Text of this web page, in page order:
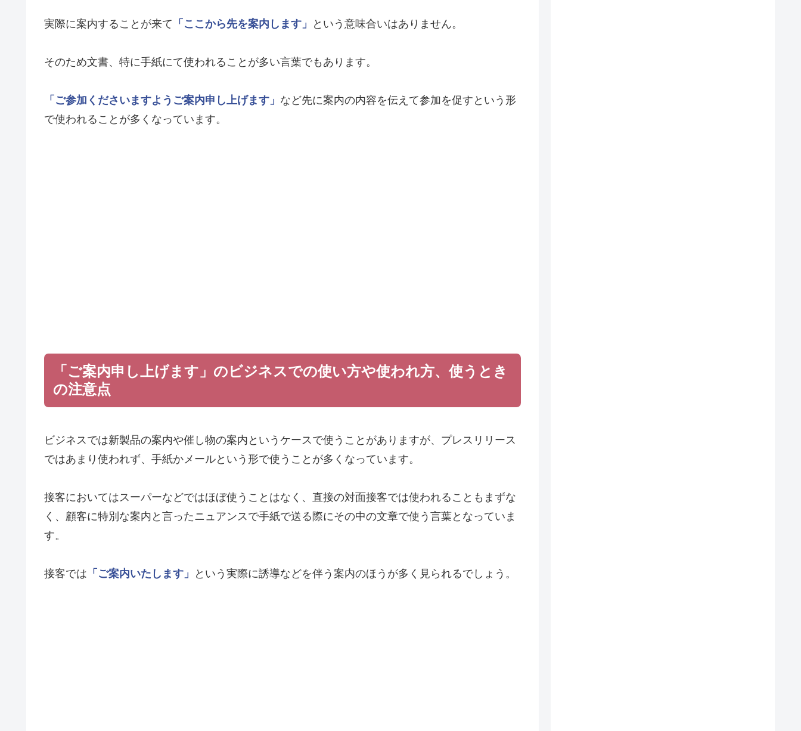
実際に案内することが来て 「ここから先を案内します」 という意味合いはありません。
そのため文書、特に手紙にて使われることが多い言葉でもあります。
「ご参加くださいますようご案内申し上げます」 など先に案内の内容を伝えて参加を促すという形
で使われることが多くなっています。
「ご案内申し上げます」のビジネスでの使い方や使われ方、使うとき
の注意点
ビジネスでは新製品の案内や催し物の案内というケースで使うことがありますが、プレスリリース
ではあまり使われず、手紙かメールという形で使うことが多くなっています。
接客においてはスーパーなどではほぼ使うことはなく、直接の対面接客では使われることもまずな
く、顧客に特別な案内と言ったニュアンスで手紙で送る際にその中の文章で使う言葉となっていま
す。
接客では 「ご案内いたします」 という実際に誘導などを伴う案内のほうが多く見られるでしょう。